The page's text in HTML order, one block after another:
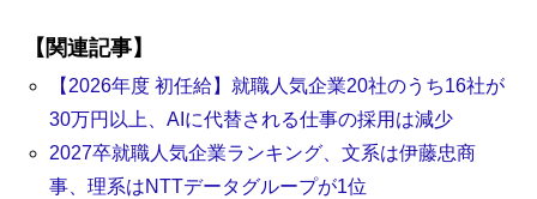
【関連記事】
【2026年度 初任給】就職人気企業20社のうち16社が
30万円以上、AIに代替される仕事の採用は減少
2027卒就職人気企業ランキング、文系は伊藤忠商
事、理系はNTTデータグループが1位